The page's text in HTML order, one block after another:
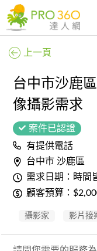
上一頁
台中市沙鹿
像攝影需求
案件已認證
有提供電話
台中市 沙鹿區
需求日期：時間
顧客預算：
攝影家 影片接